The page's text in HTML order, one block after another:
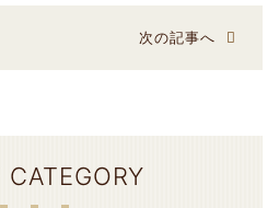
次の記事へ
CATEGORY